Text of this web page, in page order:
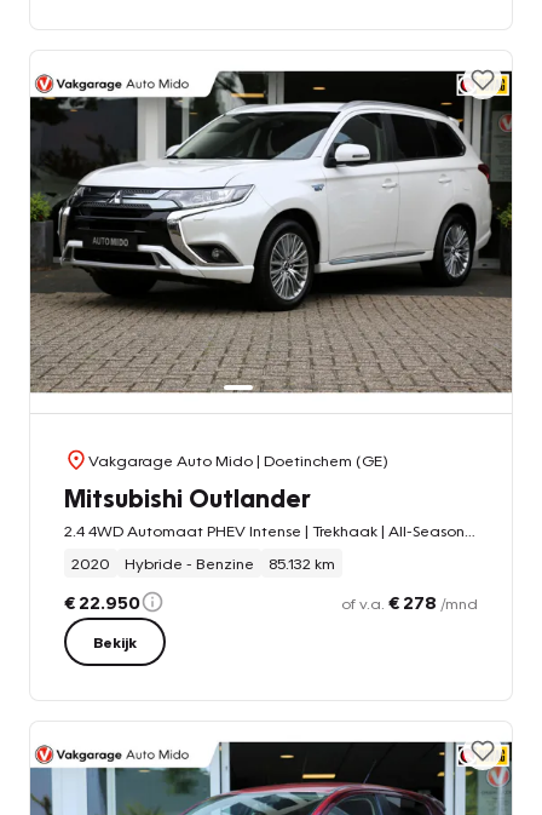
Vakgarage Auto Mido| Doetinchem (GE)
Mitsubishi Outlander
2020
Hybride - Benzine 85.132 km
€ 22.950 of v.a. € 278 /mnd
Bekijk